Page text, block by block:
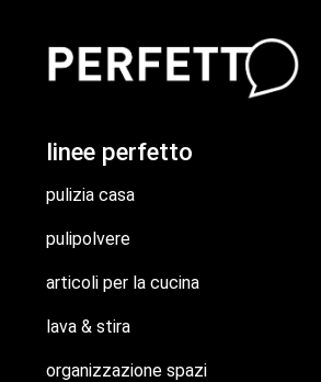
linee perfetto
pulizia casa
pulipolvere
articoli per la cucina
lava & stira
organizzazione spazi